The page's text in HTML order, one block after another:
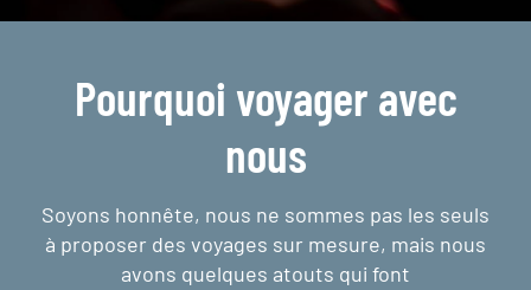
Pourquoi voyager avec
nous
Soyons honnête, nous ne sommes pas les seuls
à proposer des voyages sur mesure, mais nous
avons quelques atouts qui font